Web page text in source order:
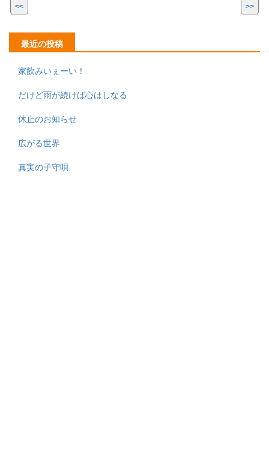
<< >>
最近の投稿
家飲みいぇーい！
だけど雨が続けば心はしなる
休止のお知らせ
広がる世界
真実の子守唄